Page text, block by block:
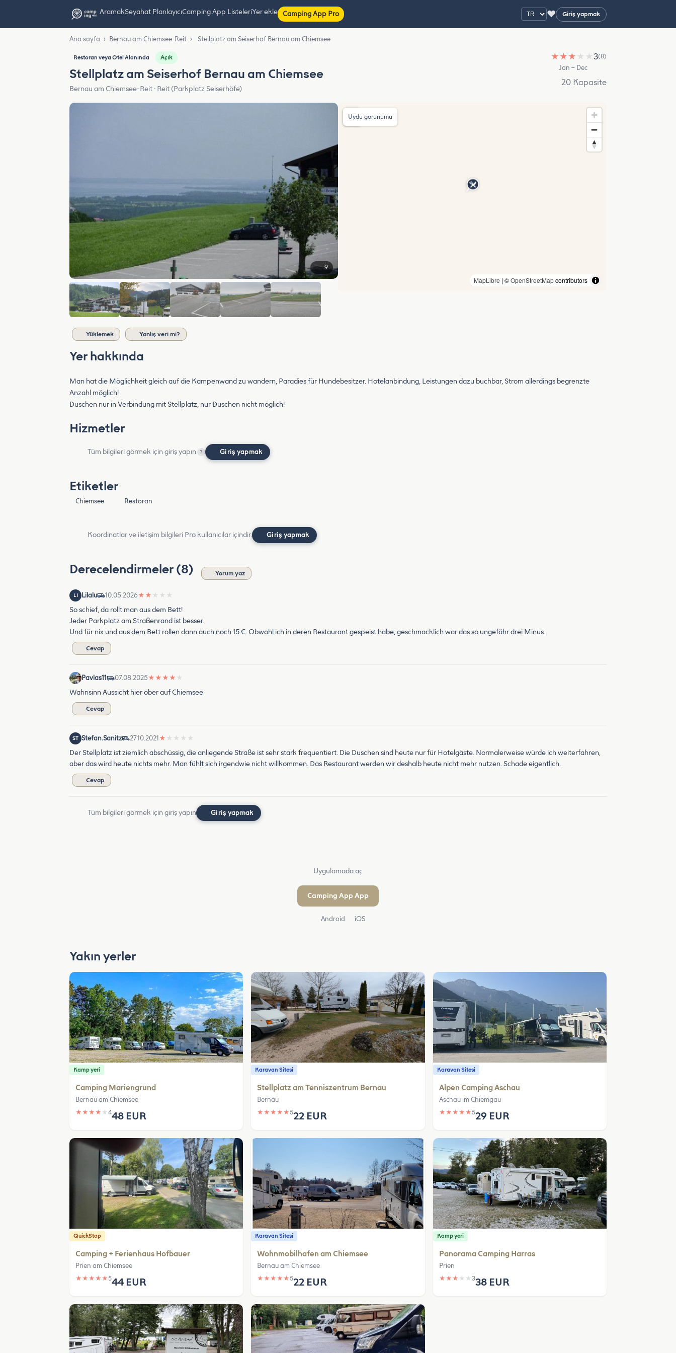
AramakSeyahat PlanlayıcıCamping App ListeleriYer ekle Camping App Pro ♥ Giriş yapmak
Ana sayfa › Bernau am Chiemsee-Reit › Stellplatz am Seiserhof Bernau am Chiemsee
Restoran veya Otel Alanında Açık
Stellplatz am Seiserhof Bernau am Chiemsee
Bernau am Chiemsee-Reit · Reit (Parkplatz Seiserhöfe)
★ ★ ★ ★ ★3(8)
Jan – Dec
20 Kapasite
9
MapLibre | ©OpenStreetMapcontributors
Uydu görünümü
Yüklemek Yanlış veri mi?
Yer hakkında
Man hat die Möglichkeit gleich auf die Kampenwand zu wandern, Paradies für Hundebesitzer. Hotelanbindung, Leistungen dazu buchbar, Strom allerdings begrenzte
Anzahl möglich!
Duschen nur in Verbindung mit Stellplatz, nur Duschen nicht möglich!
Hizmetler
Tüm bilgileri görmek için giriş yapın ? Giriş yapmak
Etiketler
Chiemsee Restoran
Koordinatlar ve iletişim bilgileri Pro kullanıcılar içindir. Giriş yapmak
Derecelendirmeler (8) Yorum yaz
LI Lilalu 10.05.2026★ ★ ★ ★ ★
So schief, da rollt man aus dem Bett!
Jeder Parkplatz am Straßenrand ist besser.
Und für nix und aus dem Bett rollen dann auch noch 15 €. Obwohl ich in deren Restaurant gespeist habe, geschmacklich war das so ungefähr drei Minus.
Cevap
Pavlas11 07.08.2025★ ★ ★ ★ ★
Wahnsinn Aussicht hier ober auf Chiemsee
Cevap
ST Stefan.Sanitz 27.10.2021 ★ ★ ★ ★ ★
Der Stellplatz ist ziemlich abschüssig, die anliegende Straße ist sehr stark frequentiert. Die Duschen sind heute nur für Hotelgäste. Normalerweise würde ich weiterfahren,
aber das wird heute nichts mehr. Man fühlt sich irgendwie nicht willkommen. Das Restaurant werden wir deshalb heute nicht mehr nutzen. Schade eigentlich.
Cevap
Tüm bilgileri görmek için giriş yapın Giriş yapmak
Uygulamada aç
Camping App App
Android iOS
Yakın yerler
Kamp yeri
Camping Mariengrund
Bernau am Chiemsee
★ ★ ★ ★ ★ 448 EUR
Karavan Sitesi
Stellplatz am Tenniszentrum Bernau
Bernau
★ ★ ★ ★ ★522 EUR
Karavan Sitesi
Alpen Camping Aschau
Aschau im Chiemgau
★ ★ ★ ★ ★529 EUR
QuickStop
Camping + Ferienhaus Hofbauer
Prien am Chiemsee
★ ★ ★ ★ ★544 EUR
Karavan Sitesi
Wohnmobilhafen am Chiemsee
Bernau am Chiemsee
★ ★ ★ ★ ★522 EUR
Kamp yeri
Panorama Camping Harras
Prien
★ ★ ★ ★ ★ 338 EUR